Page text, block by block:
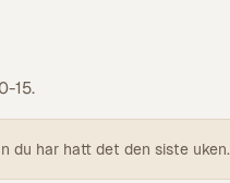
15.
du har hatt det den siste uken.